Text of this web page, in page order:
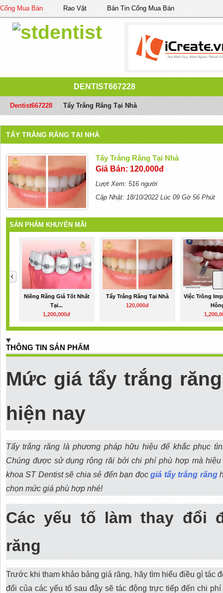
Cổng Mua Bán Rao Vặt Bản Tin Cổng Mua Bán
DENTIST667228
Dentist667228 Tẩy Trắng Răng Tại Nhà
TẨY TRẮNG RĂNG TẠI NHÀ
Tẩy Trắng Răng Tại Nhà
Giá Bán: 120,000đ
Lượt Xem: 516 người
Cập Nhật: 18/10/2022 Lúc 09 Gờ 56 Phút
SẢN PHẨM KHUYẾN MÃI
Niềng Răng Giá Tốt Nhất
Tại...
1,200,000đ
Tẩy Trắng Răng Tại Nhà
120,000đ
Việc Trồng
THÔNG TIN SẢN PHẨM
Mức giá tẩy trắng
hiện nay
Tẩy trắng răng là phương pháp hữu hiệu để khắc phục
Chúng được sử dụng rộng rãi bởi chi phí phù hợp mà
khoa ST Dentist sẽ chia sẻ đến bạn đọcgiá tẩy trắng răng
chọn mức giá phù hợp nhé!
Các yếu tố làm thay đổi
răng
Trước khi tham khảo bảng giá răng, hãy tìm hiểu điều gì tác
đổi của các yếu tố sau đây sẽ tác động trực tiếp đến chi